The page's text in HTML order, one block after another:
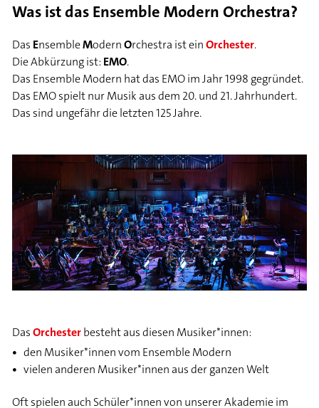
Was ist das Ensemble Modern Orchestra?
Das EnsembleModernOrchestra ist einOrchester.
Die Abkürzung ist:EMO.
Das Ensemble Modern hat das EMO im Jahr 1998 gegründet.
Das EMO spielt nur Musik aus dem 20. und 21. Jahrhundert.
Das sind ungefähr die letzten 125 Jahre.
DasOrchesterbesteht aus diesen Musiker*innen:
den Musiker*innen vom Ensemble Modern
vielen anderen Musiker*innen aus der ganzen Welt
Oft spielen auch Schüler*innen von unserer Akademie im